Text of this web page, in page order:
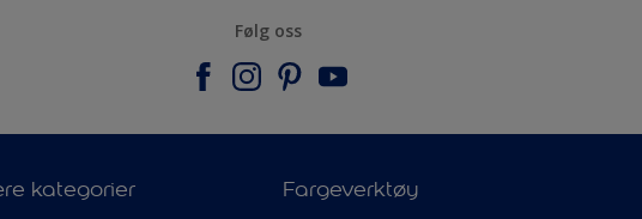
Følg oss
kategorier Fargeverktøy